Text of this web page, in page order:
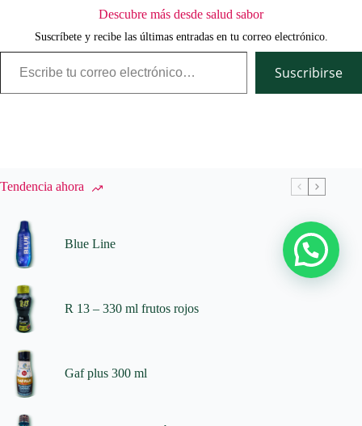
Descubre más desde salud sabor
Suscríbete y recibe las últimas entradas en tu correo electrónico.
Escribe tu correo electrónico…
Suscribirse
Tendencia ahora
Blue Line
R 13 – 330 ml frutos rojos
Gaf plus 300 ml